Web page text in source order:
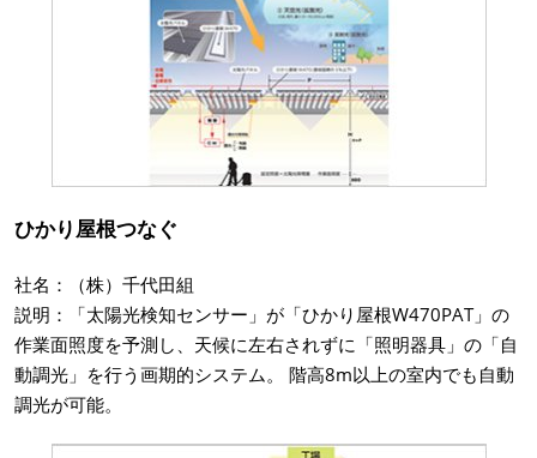
ひかり屋根つなぐ
社名：（株）千代田組
説明：「太陽光検知センサー」が「ひかり屋根W470PAT」の
作業面照度を予測し、天候に左右されずに「照明器具」の「自
動調光」を行う画期的システム。 階高8m以上の室内でも自動
調光が可能。